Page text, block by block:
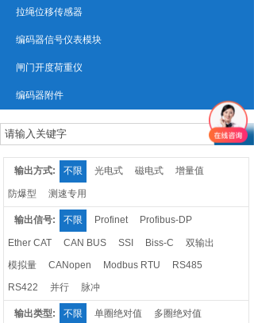
拉绳位移传感器
编码器信号仪表模块
闸门开度荷重仪
编码器附件
输出方式: 不限 光电式 磁电式 增量值
防爆型 测速专用
输出信号: 不限 Profinet Profibus-DP
Ether CAT CAN BUS SSI Biss-C
双输出
模拟量
CANopen Modbus RTU
RS485
RS422
并行 脉冲
输出类型: 不限 单圈绝对值 多圈绝对值